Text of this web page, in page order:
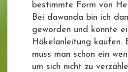
bestimmte Form von
Bei dawanda bin ich
geworden und konnte
Häkelanleitung kaufen.
muss man schon ein
um sich nicht zu